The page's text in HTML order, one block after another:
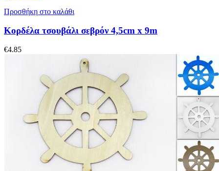
Προσθήκη στο καλάθι
Κορδέλα τσουβάλι σεβρόν 4,5cm x 9m
€4.85